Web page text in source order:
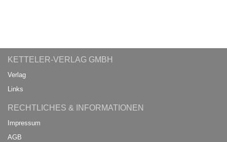
KETTELER-VERLAG GMBH
Verlag
Links
RECHTLICHES & INFORMATIONEN
Impressum
AGB